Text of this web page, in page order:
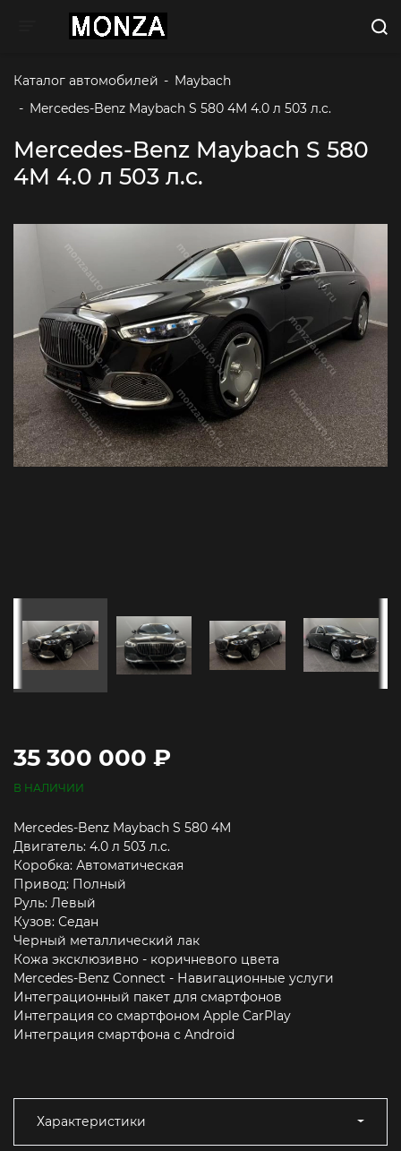
Toggle navigation
Каталог автомобилей - Maybach
- Mercedes-Benz Maybach S 580 4M 4.0 л 503 л.c.
Mercedes-Benz Maybach S 580
4M 4.0 л 503 л.c.
35 300 000 ₽
В НАЛИЧИИ
Mercedes-Benz Maybach S 580 4M
Двигатель: 4.0 л 503 л.c.
Коробка: Автоматическая
Привод: Полный
Руль: Левый
Кузов: Седан
Черный металлический лак
Кожа эксклюзивно - коричневого цвета
Mercedes-Benz Connect - Навигационные услуги
Интеграционный пакет для смартфонов
Интеграция со смартфоном Apple CarPlay
Интеграция смартфона с Android
Характеристики